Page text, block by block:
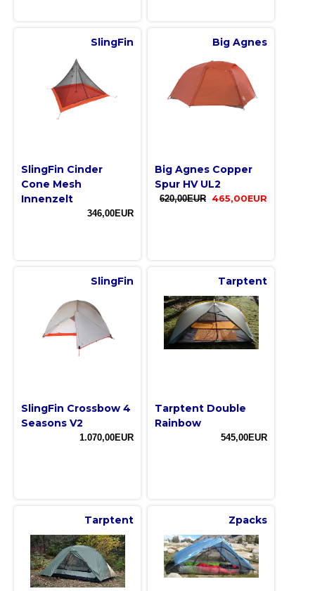
SlingFin
SlingFin Cinder
Cone Mesh
Innenzelt
346,00EUR
Big Agnes
Big Agnes Copper
Spur HV UL2
620,00EUR 465,00EUR
SlingFin
SlingFin Crossbow 4
Seasons V2
1.070,00EUR
Tarptent
Tarptent Double
Rainbow
545,00EUR
Tarptent Zpacks